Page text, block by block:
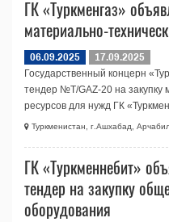
ГК «Туркменгаз»
материально-
06.09.2025
17.09.2025
Государственный концерн
тендер №T/GAZ-20 на закупку
ресурсов для нужд ГК
Туркменистан, г.Ашхабад,
ГК «Туркменнебит»
тендер на закупку
оборудования